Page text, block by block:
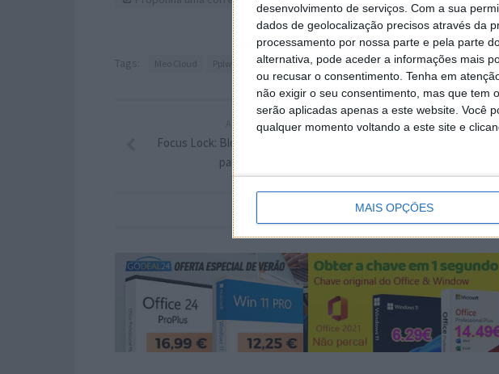
desenvolvimento de serviços. Com a sua
dados de geolocalização precisos através da
processamento por nossa parte e pela parte
alternativa, pode aceder a informações mais
ou recusar o consentimento. Tenha em
não exigir o seu consentimento, mas que tem
serão aplicadas apenas a este website. Você
qualquer momento voltando a este site e
MAIS OPÇÕES
Tags: Pplware. PT
ARTIGO ANTERIOR
Focus Lock: Bloqueie aplicações no Android
para se concentrar